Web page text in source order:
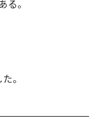
。
。